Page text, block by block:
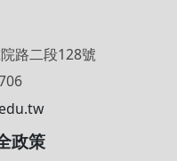
究院路二段128號